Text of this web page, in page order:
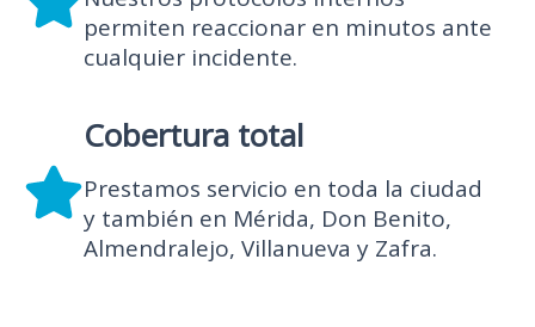
permiten reaccionar en minutos ante
cualquier incidente.
Cobertura total
Prestamos servicio en toda la ciudad
y también en Mérida, Don Benito,
Almendralejo, Villanueva y Zafra.